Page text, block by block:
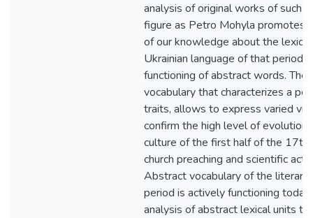
analysis of original works of such
figure as Petro Mohyla promotes
of our knowledge about the
Ukrainian language of that period,
functioning of abstract words. The
vocabulary that characterizes a
traits, allows to express varied
confirm the high level of evolution
culture of the first half of the 17th
church preaching and scientific
Abstract vocabulary of the literary
period is actively functioning
analysis of abstract lexical units